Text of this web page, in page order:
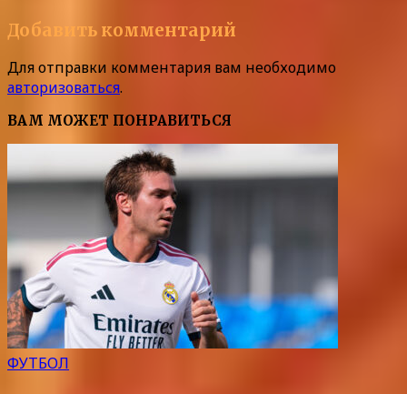
Добавить комментарий
Для отправки комментария вам необходимо
авторизоваться.
ВАМ МОЖЕТ ПОНРАВИТЬСЯ
ФУТБОЛ